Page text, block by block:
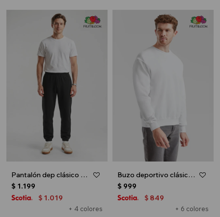
Pantalón dep clásico c/puños elásticos - UNISEX - Negro
+ 4 colores
$ 1.199
$ 1.019
Buzo deportivo clásico escote redondo - UNISEX - Blanco
+ 6 colores
$ 999
$ 849